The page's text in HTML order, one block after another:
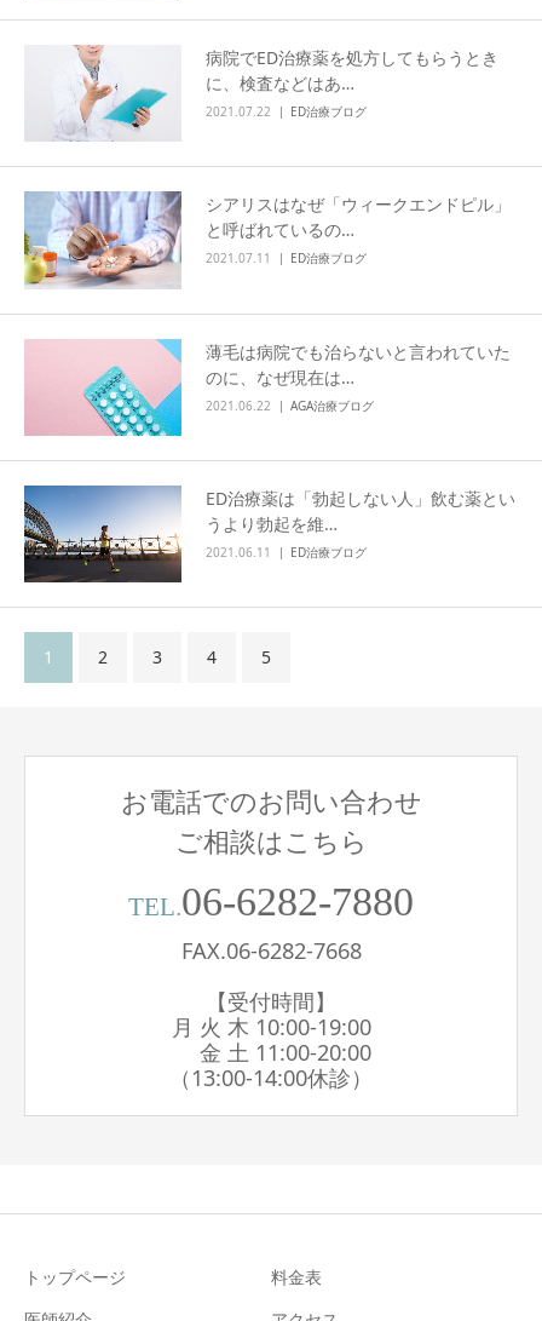
病院でED治療薬を処方してもらうとき
に、検査などはあ…
2021.07.22 ED治療ブログ
シアリスはなぜ「ウィークエンドピル」
と呼ばれているの…
2021.07.11 ED治療ブログ
薄毛は病院でも治らないと言われていた
のに、なぜ現在は…
2021.06.22 AGA治療ブログ
ED治療薬は「勃起しない人」飲む薬とい
うより勃起を維…
2021.06.11 ED治療ブログ
1 2 3 4 5
お電話でのお問い合わせ
ご相談はこちら
TEL.06-6282-7880
FAX.06-6282-7668
【受付時間】
月 火 木 10:00-19:00
金 土 11:00-20:00
（13:00-14:00休診）
トップページ
料金表